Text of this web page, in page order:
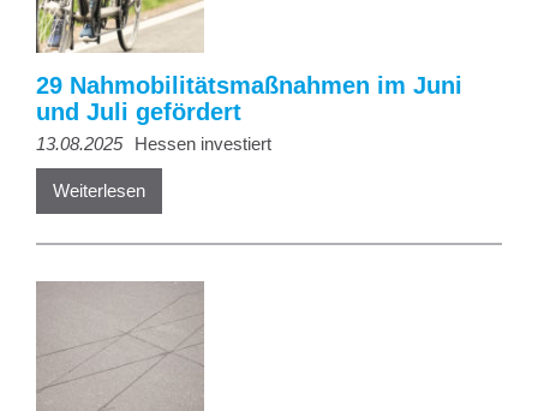
29 Nahmobilitätsmaßnahmen im Juni
und Juli gefördert
13.08.2025 Hessen investiert
Weiterlesen